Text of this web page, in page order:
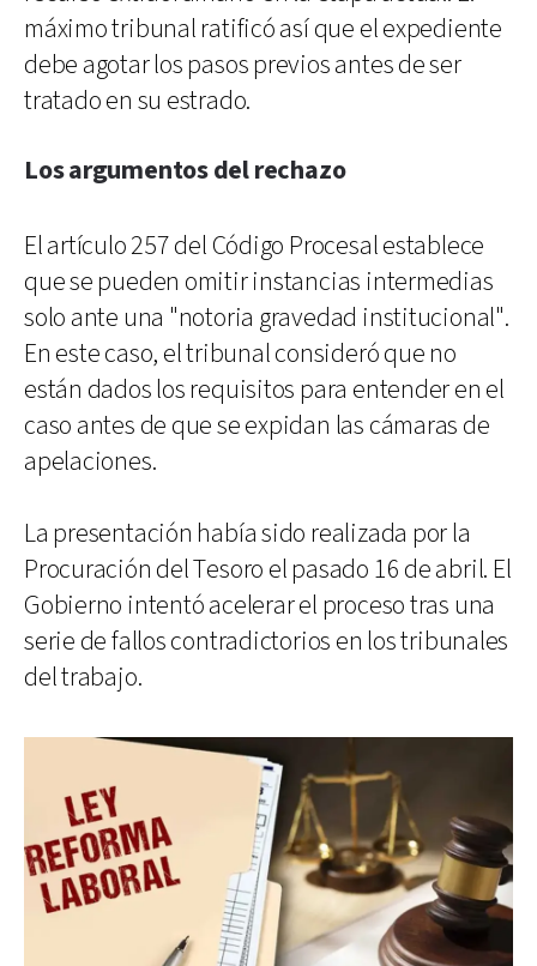
máximo tribunal ratificó así que el expediente
debe agotar los pasos previos antes de ser
tratado en su estrado.
Los argumentos del rechazo
El artículo 257 del Código Procesal establece
que se pueden omitir instancias intermedias
solo ante una "notoria gravedad institucional".
En este caso, el tribunal consideró que no
están dados los requisitos para entender en el
caso antes de que se expidan las cámaras de
apelaciones.
La presentación había sido realizada por la
Procuración del Tesoro el pasado 16 de abril. El
Gobierno intentó acelerar el proceso tras una
serie de fallos contradictorios en los tribunales
del trabajo.